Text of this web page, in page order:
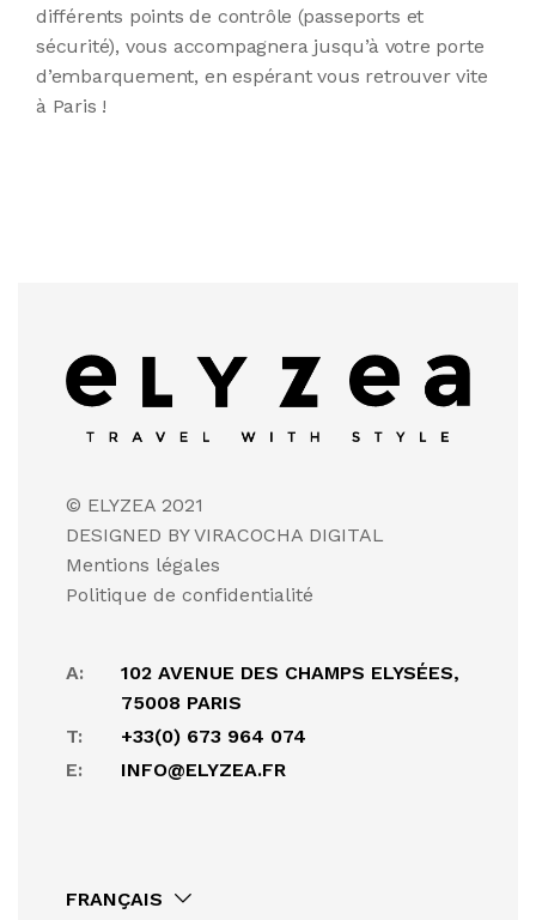
différents points de contrôle (passeports et
sécurité), vous accompagnera jusqu’à votre porte
d’embarquement, en espérant vous retrouver vite
à Paris !
© ELYZEA 2021
DESIGNED BY VIRACOCHA DIGITAL
Mentions légales
Politique de confidentialité
A:
102 AVENUE DES CHAMPS ELYSÉES,
75008 PARIS
T:
+33(0) 673 964 074
E:
INFO@ELYZEA.FR
FRANÇAIS